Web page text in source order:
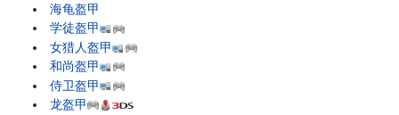
海龟盔甲
学徒盔甲
女猎人盔甲
和尚盔甲
侍卫盔甲
龙盔甲